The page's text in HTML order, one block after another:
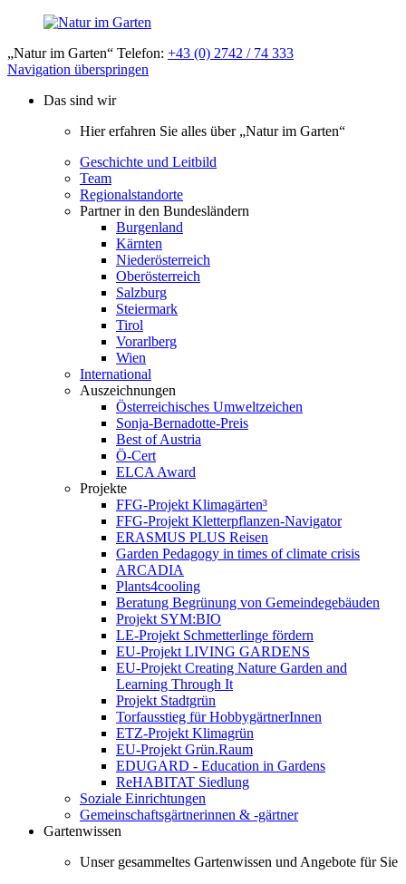
„Natur im Garten“ Telefon: +43 (0) 2742 / 74 333
Navigation überspringen
Das sind wir
Hier erfahren Sie alles über „Natur im Garten“
Geschichte und Leitbild
Team
Regionalstandorte
Partner in den Bundesländern
Burgenland
Kärnten
Niederösterreich
Oberösterreich
Salzburg
Steiermark
Tirol
Vorarlberg
Wien
International
Auszeichnungen
Österreichisches Umweltzeichen
Sonja-Bernadotte-Preis
Best of Austria
Ö-Cert
ELCA Award
Projekte
FFG-Projekt Klimagärten³
FFG-Projekt Kletterpflanzen-Navigator
ERASMUS PLUS Reisen
Garden Pedagogy in times of climate crisis
ARCADIA
Plants4cooling
Beratung Begrünung von Gemeindegebäuden
Projekt SYM:BIO
LE-Projekt Schmetterlinge fördern
EU-Projekt LIVING GARDENS
EU-Projekt Creating Nature Garden and
Learning Through It
Projekt Stadtgrün
Torfausstieg für HobbygärtnerInnen
ETZ-Projekt Klimagrün
EU-Projekt Grün.Raum
EDUGARD - Education in Gardens
ReHABITAT Siedlung
Soziale Einrichtungen
Gemeinschaftsgärtnerinnen & -gärtner
Gartenwissen
Unser gesammeltes Gartenwissen und Angebote für Sie